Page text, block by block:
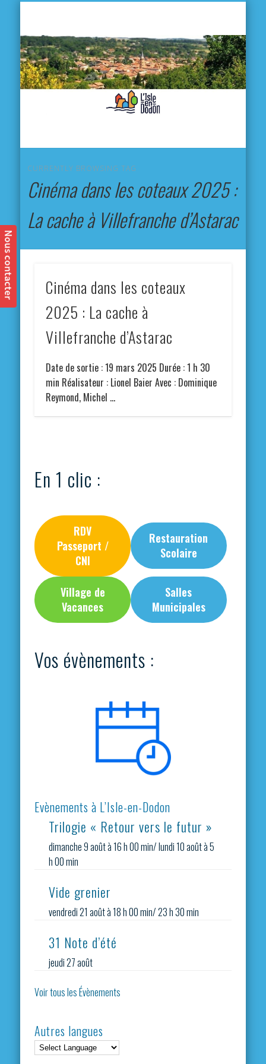
CURRENTLY BROWSING TAG
Cinéma dans les coteaux 2025 :
La cache à Villefranche d’Astarac
Cinéma dans les coteaux
2025 : La cache à
Villefranche d’Astarac
Date de sortie : 19 mars 2025 Durée : 1 h 30
min Réalisateur : Lionel Baier Avec : Dominique
Reymond, Michel …
En 1 clic :
RDV
Passeport /
CNI
Restauration
Scolaire
Village de
Vacances
Salles
Municipales
Vos évènements :
Evènements à L’Isle-en-Dodon
Trilogie « Retour vers le futur »
dimanche 9 août à 16 h 00 min/lundi 10 août à 5
h 00 min
Vide grenier
vendredi 21 août à 18 h 00 min/23 h 30 min
31 Note d’été
jeudi 27 août
Voir tous les Évènements
Autres langues